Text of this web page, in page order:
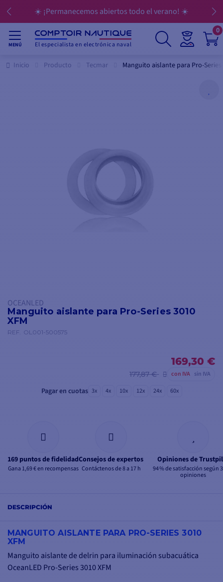
☀️ ¡Permanecemos abiertos todo el verano! ☀️
MENÚ El especialista en electrónica naval
0
Inicio Producto Tecmar Manguito aislante para Pro-Series
OCEANLED
Manguito aislante para Pro-Series 3010
XFM
REF. OL001-500575
169,30 €
177,87 € con IVA sin IVA
Pagar en cuotas 3x 4x 10x 12x 24x 60x
169 puntos de fidelidad
Gana 1,69 € en recompensas
Consejos de expertos
Contáctenos de 8 a 17 h
Opiniones de
94 % de satisfacción según
opiniones
DESCRIPCIÓN
MANGUITO AISLANTE PARA PRO-SERIES 3010
XFM
Manguito aislante de delrin para iluminación subacuática
OceanLED Pro-Series 3010 XFM